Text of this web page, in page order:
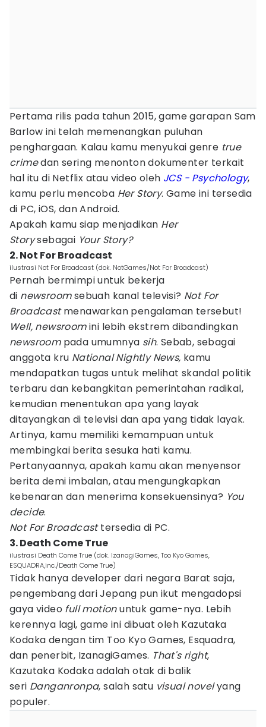
Pertama rilis pada tahun 2015, game garapan Sam
Barlow ini telah memenangkan puluhan
penghargaan. Kalau kamu menyukai genre true
crimedan sering menonton dokumenter terkait
hal itu di Netflix atau video oleh JCS - Psychology,
kamu perlu mencoba Her Story. Game ini tersedia
di PC, iOS, dan Android.
Apakah kamu siap menjadikan Her
Storysebagai Your Story?
2. Not For Broadcast
ilustrasi Not For Broadcast (dok. NotGames/Not For Broadcast)
Pernah bermimpi untuk bekerja
di newsroomsebuah kanal televisi? Not For
Broadcastmenawarkan pengalaman tersebut!
Well, newsroomini lebih ekstrem dibandingkan
newsroom pada umumnya sih. Sebab, sebagai
anggota kru National Nightly News, kamu
mendapatkan tugas untuk melihat skandal politik
terbaru dan kebangkitan pemerintahan radikal,
kemudian menentukan apa yang layak
ditayangkan di televisi dan apa yang tidak layak.
Artinya, kamu memiliki kemampuan untuk
membingkai berita sesuka hati kamu.
Pertanyaannya, apakah kamu akan menyensor
berita demi imbalan, atau mengungkapkan
kebenaran dan menerima konsekuensinya? You
decide.
Not For Broadcasttersedia di PC.
3. Death Come True
ilustrasi Death Come True (dok. IzanagiGames, Too Kyo Games,
ESQUADRA,inc./Death Come True)
Tidak hanya developer dari negara Barat saja,
pengembang dari Jepang pun ikut mengadopsi
gaya video full motionuntuk game-nya. Lebih
kerennya lagi, game ini dibuat oleh Kazutaka
Kodaka dengan tim Too Kyo Games, Esquadra,
dan penerbit, IzanagiGames. That's right,
Kazutaka Kodaka adalah otak di balik
seri Danganronpa, salah satu visual novelyang
populer.